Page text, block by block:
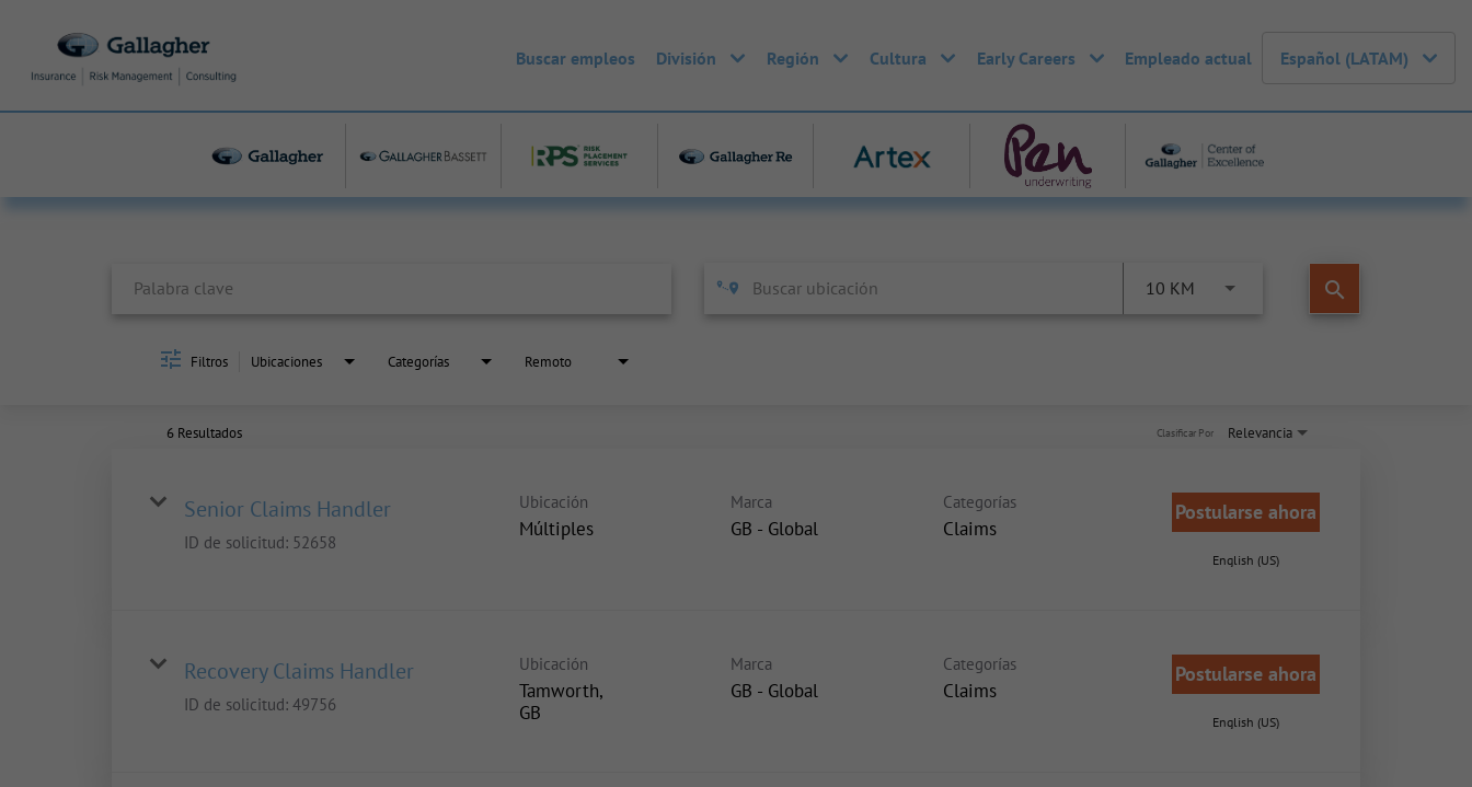
Buscar empleos División Región Cultura Early Careers Empleado actual Español (LATAM)
10 KM search
Filtros Ubicaciones Categorías Remoto
6 Resultados Relevancia
Clasificar Por
Senior Claims Handler
ID de solicitud: 52658
Ubicación
Múltiples
Marca
GB - Global
Categorías
Claims
Postularse ahora
English (US)
Recovery Claims Handler
ID de solicitud: 49756
Ubicación
Tamworth,
Marca
GB - Global
Categorías
Claims
Postularse ahora
English (US)